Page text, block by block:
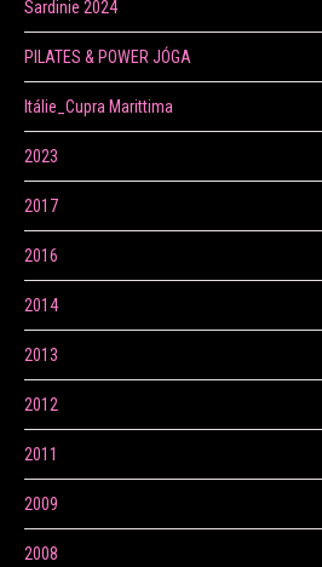
Sardinie 2024
PILATES & POWER JÓGA
Itálie_Cupra Marittima
2023
2017
2016
2014
2013
2012
2011
2009
2008